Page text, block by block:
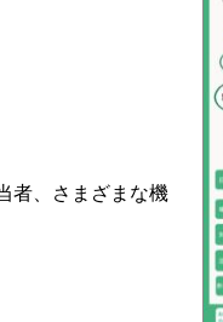
者、さまざまな機